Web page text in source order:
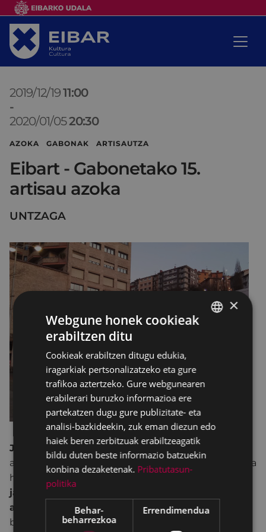
2019/12/1911:00
-
2020/01/0520:30
AZOKA GABONAK ARTISAUTZA
Eibart - Gabonetako 15.
artisau azoka
UNTZAGA
Jatorri desberdineko
artisauekin eta produktu
aniztasunarekin. Gabonetako azokaren edizio berria
hartuko du Eibarrek:
jantziak, arropa, poltsak, artilezko panpinak,
apaintzeko osagarriak, ispiluak, …eta beste
batzuk izango dira.
×
Webgune honek cookieak
erabiltzen ditu
Cookieak erabiltzen ditugu edukia,
iragarkiak pertsonalizatzeko eta gure
trafikoa aztertzeko. Gure webgunearen
erabilerari buruzko informazioa ere
partekatzen dugu gure publizitate- eta
analisi-bazkideekin, zuk eman diezun edo
haiek beren zerbitzuak erabiltzeagatik
bildu duten beste informazio batzuekin
konbina dezaketenak. Pribatutasun-
politika
Behar-
beharrezkoa
Errendimendua